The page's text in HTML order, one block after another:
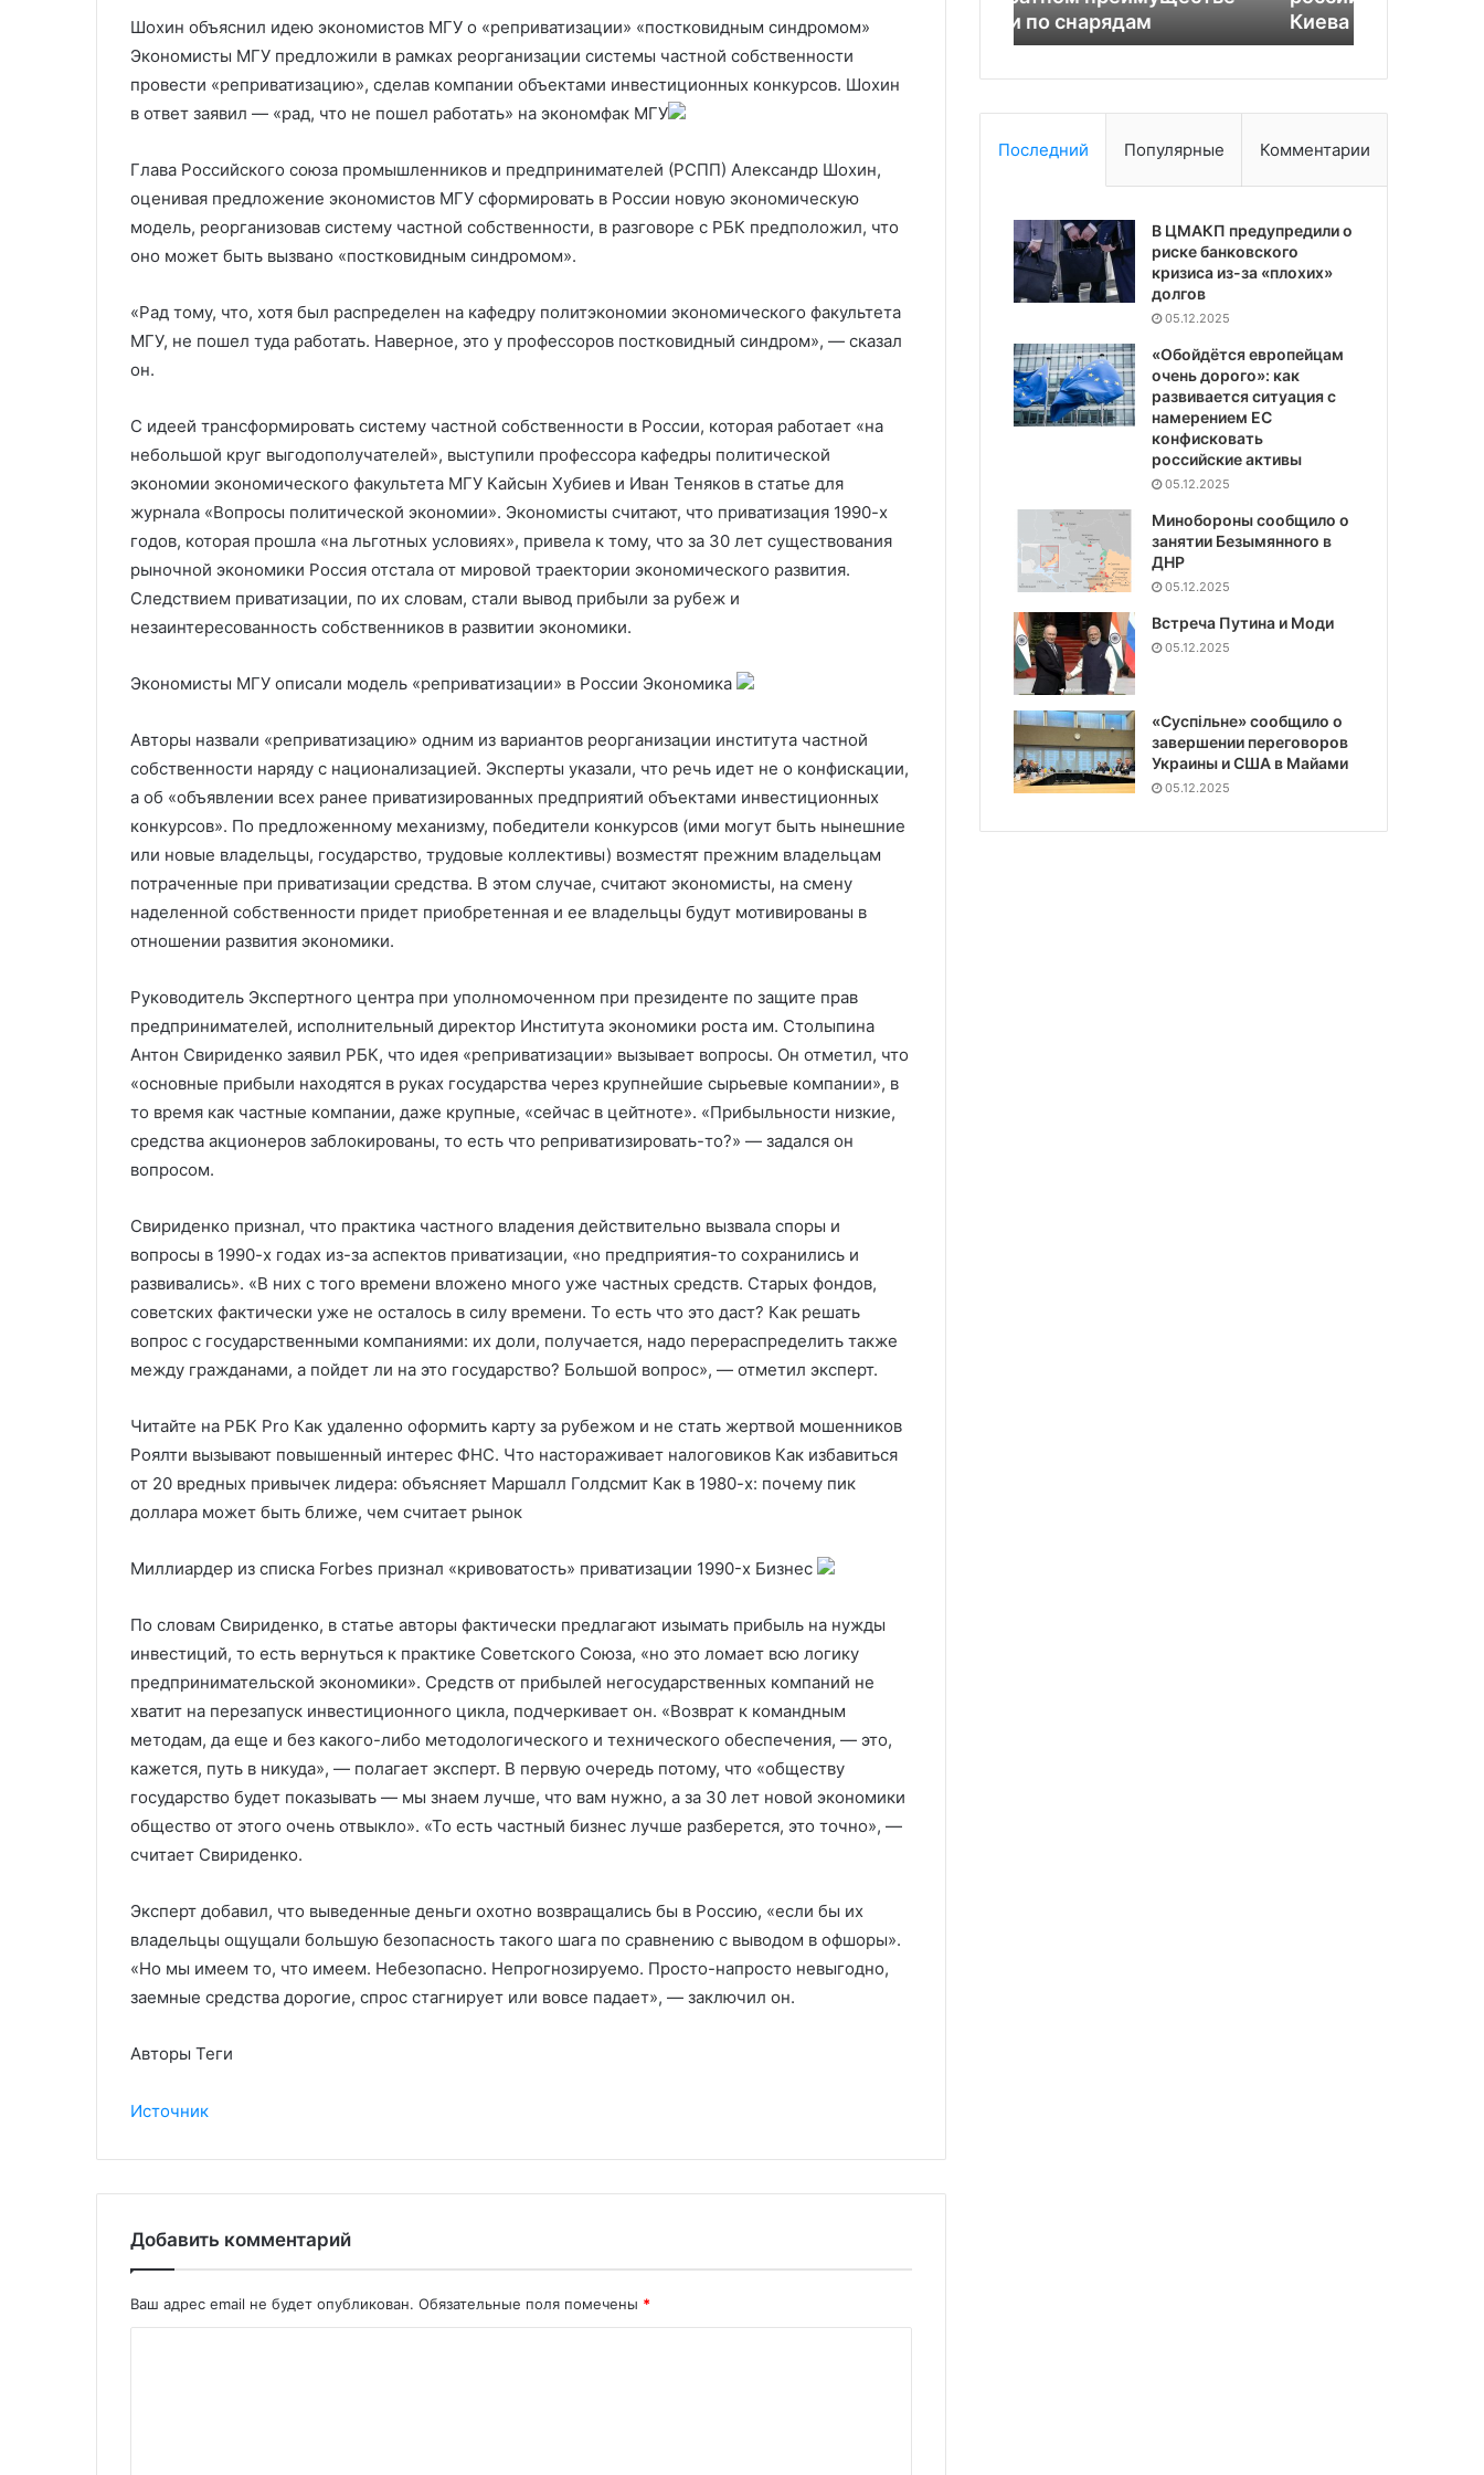
Шохин объяснил идею экономистов МГУ о «реприватизации» «постковидным синдромом»
Экономисты МГУ предложили в рамках реорганизации системы частной собственности
провести «реприватизацию», сделав компании объектами инвестиционных конкурсов. Шохин
в ответ заявил — «рад, что не пошел работать» на экономфак МГУ
Глава Российского союза промышленников и предпринимателей (РСПП) Александр Шохин,
оценивая предложение экономистов МГУ сформировать в России новую экономическую
модель, реорганизовав систему частной собственности, в разговоре с РБК предположил, что
оно может быть вызвано «постковидным синдромом».
«Рад тому, что, хотя был распределен на кафедру политэкономии экономического факультета
МГУ, не пошел туда работать. Наверное, это у профессоров постковидный синдром», — сказал
он.
С идеей трансформировать систему частной собственности в России, которая работает «на
небольшой круг выгодополучателей», выступили профессора кафедры политической
экономии экономического факультета МГУ Кайсын Хубиев и Иван Теняков в статье для
журнала «Вопросы политической экономии». Экономисты считают, что приватизация 1990-х
годов, которая прошла «на льготных условиях», привела к тому, что за 30 лет существования
рыночной экономики Россия отстала от мировой траектории экономического развития.
Следствием приватизации, по их словам, стали вывод прибыли за рубеж и
незаинтересованность собственников в развитии экономики.
Экономисты МГУ описали модель «реприватизации» в России Экономика
Авторы назвали «реприватизацию» одним из вариантов реорганизации института частной
собственности наряду с национализацией. Эксперты указали, что речь идет не о конфискации,
а об «объявлении всех ранее приватизированных предприятий объектами инвестиционных
конкурсов». По предложенному механизму, победители конкурсов (ими могут быть нынешние
или новые владельцы, государство, трудовые коллективы) возместят прежним владельцам
потраченные при приватизации средства. В этом случае, считают экономисты, на смену
наделенной собственности придет приобретенная и ее владельцы будут мотивированы в
отношении развития экономики.
Руководитель Экспертного центра при уполномоченном при президенте по защите прав
предпринимателей, исполнительный директор Института экономики роста им. Столыпина
Антон Свириденко заявил РБК, что идея «реприватизации» вызывает вопросы. Он отметил, что
«основные прибыли находятся в руках государства через крупнейшие сырьевые компании», в
то время как частные компании, даже крупные, «сейчас в цейтноте». «Прибыльности низкие,
средства акционеров заблокированы, то есть что реприватизировать-то?» — задался он
вопросом.
Свириденко признал, что практика частного владения действительно вызвала споры и
вопросы в 1990-х годах из-за аспектов приватизации, «но предприятия-то сохранились и
развивались». «В них с того времени вложено много уже частных средств. Старых фондов,
советских фактически уже не осталось в силу времени. То есть что это даст? Как решать
вопрос с государственными компаниями: их доли, получается, надо перераспределить также
между гражданами, а пойдет ли на это государство? Большой вопрос», — отметил эксперт.
Читайте на РБК Pro Как удаленно оформить карту за рубежом и не стать жертвой мошенников
Роялти вызывают повышенный интерес ФНС. Что настораживает налоговиков Как избавиться
от 20 вредных привычек лидера: объясняет Маршалл Голдсмит Как в 1980-х: почему пик
доллара может быть ближе, чем считает рынок
Миллиардер из списка Forbes признал «кривоватость» приватизации 1990-x Бизнес
По словам Свириденко, в статье авторы фактически предлагают изымать прибыль на нужды
инвестиций, то есть вернуться к практике Советского Союза, «но это ломает всю логику
предпринимательской экономики». Средств от прибылей негосударственных компаний не
хватит на перезапуск инвестиционного цикла, подчеркивает он. «Возврат к командным
методам, да еще и без какого-либо методологического и технического обеспечения, — это,
кажется, путь в никуда», — полагает эксперт. В первую очередь потому, что «обществу
государство будет показывать — мы знаем лучше, что вам нужно, а за 30 лет новой экономики
общество от этого очень отвыкло». «То есть частный бизнес лучше разберется, это точно», —
считает Свириденко.
Эксперт добавил, что выведенные деньги охотно возвращались бы в Россию, «если бы их
владельцы ощущали большую безопасность такого шага по сравнению с выводом в офшоры».
«Но мы имеем то, что имеем. Небезопасно. Непрогнозируемо. Просто-напросто невыгодно,
заемные средства дорогие, спрос стагнирует или вовсе падает», — заключил он.
Авторы Теги
Источник
Добавить комментарий
Ваш адрес email не будет опубликован. Обязательные поля помечены *
Китая и России
Клуни
России по снарядам
почему
ЕС
изъять
активы
Киева
Киева
Одесса
Последний Популярные Комментарии
В ЦМАКП предупредили о
риске банковского
кризиса из-за «плохих»
долгов
05.12.2025
«Обойдётся европейцам
очень дорого»: как
развивается ситуация с
намерением ЕС
конфисковать
российские активы
05.12.2025
Минобороны сообщило о
занятии Безымянного в
ДНР
05.12.2025
Встреча Путина и Моди
05.12.2025
«Суспiльне» сообщило о
завершении переговоров
Украины и США в Майами
05.12.2025